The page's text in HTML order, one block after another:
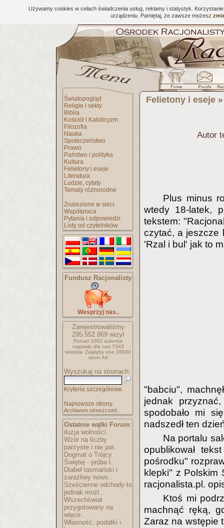
Używamy cookies w celach świadczenia usług, reklamy i statystyk.
urządzeniu. Pamiętaj, że zawsze możesz
Światopogląd
Religie i sekty
Biblia
Kościół i Katolicyzm
Filozofia
Nauka
Społeczeństwo
Prawo
Państwo i polityka
Kultura
Felietony i eseje
Literatura
Ludzie, cytaty
Tematy różnorodne
Znalezione w sieci
Współpraca
Pytania i odpowiedzi
Listy od czytelników
Fundusz Racjonalisty
Wesprzyj nas..
Zarejestrowaliśmy
295.552.869wizyt
Ponad 1062 autorów
napisało dla nas 7343
tekstów. Zajęłyby one 28930
stron A4
Wyszukaj na stronach:
Kryteria szczegółowe
Najnowsze strony..
Archiwum streszczeń..
Ostatnie wątki Forum:
iluzja wolności
Wzór na liczby
parzyste i nie par..
Dogmat o Trójcy
Świętej - próba l..
Diabeł tasmański i
zaraźliwy nowo..
Sześcienne odchody-to
jednak możl..
Wszechświat
przygotowany na
więce..
Własność, podatki i
Felietony i eseje
Autor
Plus minus
wtedy 18-latek,
tekstem:
czytać, a jeszcze
'Rzal i bul' jak to
"babciu",
jednak
spodobało mi
nadszedł ten
Na portalu
opublikował
pośrodku"
klepki" z Polskim
racjonalista.pl.
Ktoś mi
machnąć ręką,
Zaraz na wstępie